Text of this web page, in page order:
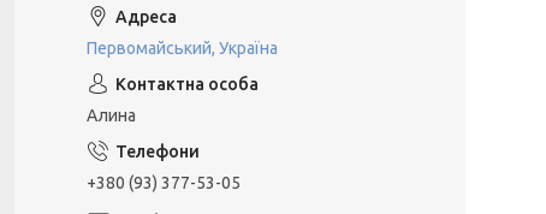
Первомайський, Україна
Алина
+380 (93) 377-53-05